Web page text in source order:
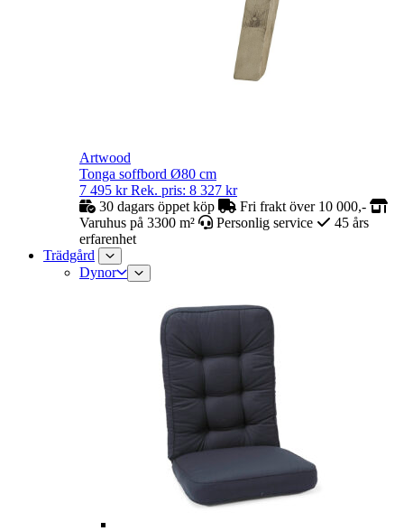
Artwood
Tonga soffbord Ø80 cm
7 495 kr Rek. pris: 8 327 kr
30 dagars öppet köp
Fri frakt över 10 000,-
Varuhus på 3300 m²
Personlig service
45 års
erfarenhet
Trädgård
Dynor